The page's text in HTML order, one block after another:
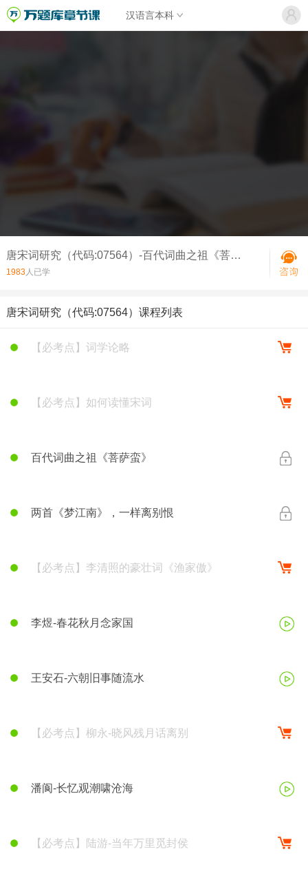
汉语言本科
百代词曲之祖《菩萨蛮》
唐宋词研究（代码:07564）-百代词曲之祖《菩萨蛮》
1983人已学
唐宋词研究（代码:07564）课程列表
【必考点】词学论略
【必考点】如何读懂宋词
百代词曲之祖《菩萨蛮》
两首《梦江南》，一样离别恨
【必考点】李清照的豪壮词《渔家傲》
李煜-春花秋月念家国
王安石-六朝旧事随流水
【必考点】柳永-晓风残月话离别
潘阆-长忆观潮啸沧海
【必考点】陆游-当年万里觅封侯